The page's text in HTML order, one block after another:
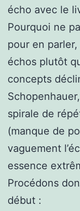
écho avec le
Pourquoi ne
pour en
échos plutôt
concepts
spirale de
(manque de
vaguement
essence
Procédons
début :